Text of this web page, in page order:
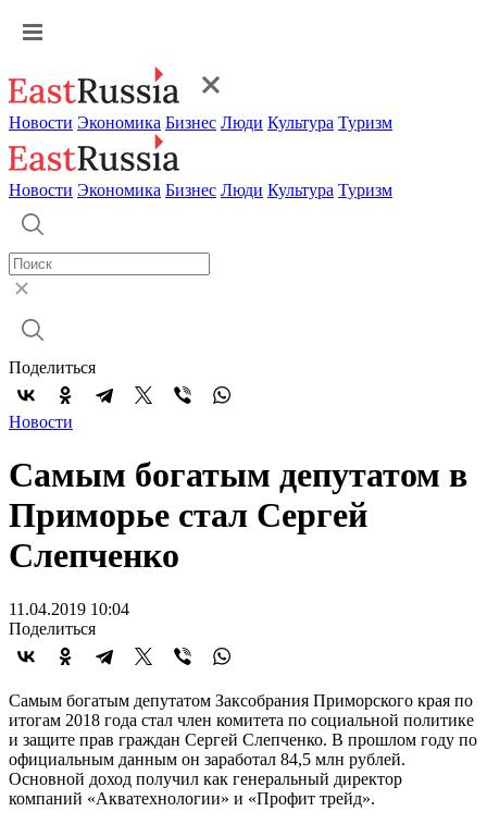
Новости Экономика Бизнес Люди Культура Туризм
Новости Экономика Бизнес Люди Культура Туризм
Поделиться
Новости
Самым богатым депутатом в
Приморье стал Сергей
Слепченко
11.04.2019 10:04
Поделиться
Самым богатым депутатом Заксобрания Приморского края по
итогам 2018 года стал член комитета по социальной политике
и защите прав граждан Сергей Слепченко. В прошлом году по
официальным данным он заработал 84,5 млн рублей.
Основной доход получил как генеральный директор
компаний «Акватехнологии» и «Профит трейд».